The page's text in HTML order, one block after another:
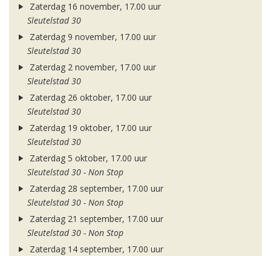
Zaterdag 16 november, 17.00 uur
Sleutelstad 30
Zaterdag 9 november, 17.00 uur
Sleutelstad 30
Zaterdag 2 november, 17.00 uur
Sleutelstad 30
Zaterdag 26 oktober, 17.00 uur
Sleutelstad 30
Zaterdag 19 oktober, 17.00 uur
Sleutelstad 30
Zaterdag 5 oktober, 17.00 uur
Sleutelstad 30 - Non Stop
Zaterdag 28 september, 17.00 uur
Sleutelstad 30 - Non Stop
Zaterdag 21 september, 17.00 uur
Sleutelstad 30 - Non Stop
Zaterdag 14 september, 17.00 uur